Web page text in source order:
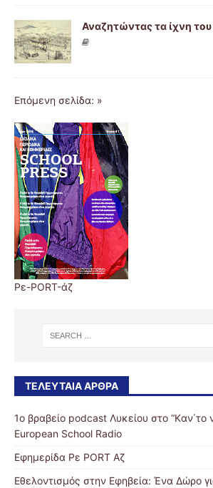
Αναζητώντας τα ίχνη του
Επόμενη σελίδα: »
Ρε-PORT-άζ
ΤΕΛΕΥΤΑΊΑ ΆΡΘΡΑ
1ο βραβείο podcast Λυκείου στο “Kαν΄το
European School Radio
Εφημερίδα Ρε PORT Αζ
Εθελοντισμός στην Εφηβεία: Ένα Δώρο